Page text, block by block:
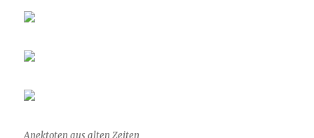
Anektoten aus alten Zeiten